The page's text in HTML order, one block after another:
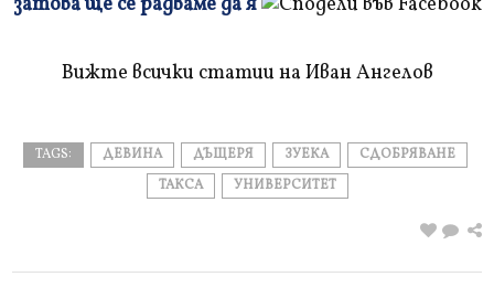
и
Вижте всички статии на Иван Ангелов
TAGS: ДЕВИНА ДЪЩЕРЯ ЗУЕКА
СДОБРЯВАНЕ
ТАКСА
УНИВЕРСИТЕТ